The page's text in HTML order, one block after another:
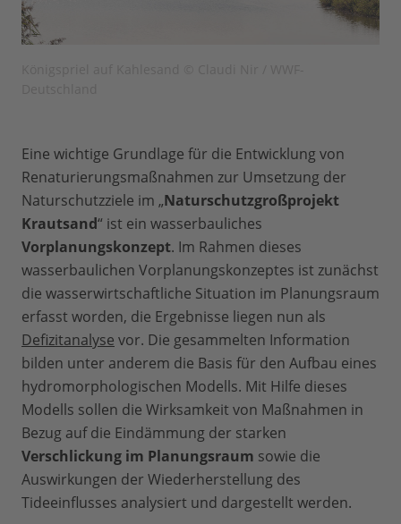
Eine wichtige Grundlage für die Entwicklung von
Renaturierungsmaßnahmen zur Umsetzung der
Naturschutzziele im „Naturschutzgroßprojekt
Krautsand“ ist ein wasserbauliches
Vorplanungskonzept. Im Rahmen dieses
wasserbaulichen Vorplanungskonzeptes ist zunächst
die wasserwirtschaftliche Situation im Planungsraum
erfasst worden, die Ergebnisse liegen nun als
Defizitanalyse vor. Die gesammelten Information
bilden unter anderem die Basis für den Aufbau eines
hydromorphologischen Modells. Mit Hilfe dieses
Modells sollen die Wirksamkeit von Maßnahmen in
Bezug auf die Eindämmung der starken
Verschlickung im Planungsraum sowie die
Auswirkungen der Wiederherstellung des
Tideeinflusses analysiert und dargestellt werden.